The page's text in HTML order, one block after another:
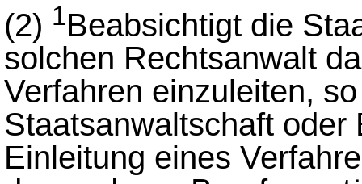
(2) 1Beabsichtigt die
solchen Rechtsanwalt
Verfahren einzuleiten,
Staatsanwaltschaft
Einleitung eines